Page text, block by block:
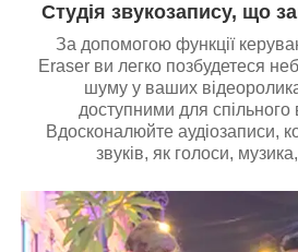
Студія звукозапису, що
За допомогою функції
Eraser ви легко позбудетеся
шуму у ваших
доступними для спільного
Вдосконалюйте аудіозаписи,
звуків, як голоси,